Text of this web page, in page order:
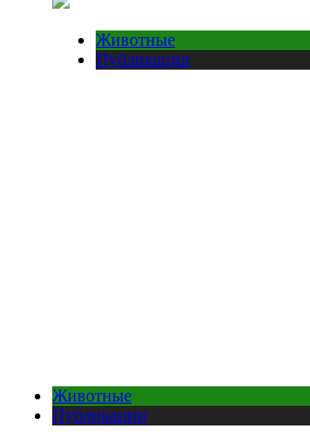
Животные
Публикации
Животные
Публикации